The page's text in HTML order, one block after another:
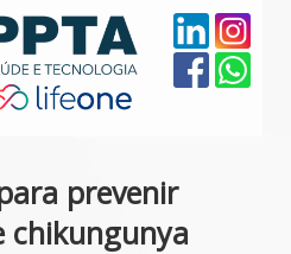
prevenir
chikungunya